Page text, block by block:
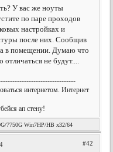
У вас же ноуты
по паре проходов
настройках и
после них. Сообщив
в помещении. Думаю что
отличаться не будут....
интернетом. Интернет
ап стену!
7750G Win7HP/HB x32/64
#42